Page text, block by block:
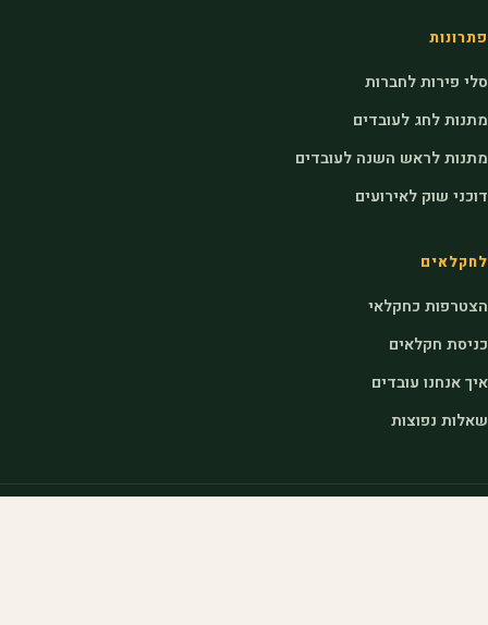
פתרונות
סלי פירות לחברות
מתנות לחג לעובדים
מתנות לראש השנה לעובדים
דוכני שוק לאירועים
לחקלאים
הצטרפות כחקלאי
כניסת חקלאים
איך אנחנו עובדים
שאלות נפוצות